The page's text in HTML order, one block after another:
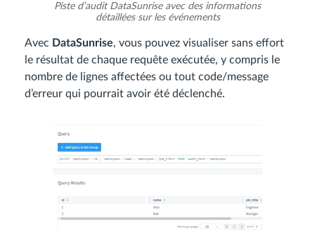
Piste d’audit DataSunrise avec des informations
détaillées sur les événements
Avec DataSunrise, vous pouvez visualiser sans effort
le résultat de chaque requête exécutée, y compris le
nombre de lignes affectées ou tout code/message
d’erreur qui pourrait avoir été déclenché.